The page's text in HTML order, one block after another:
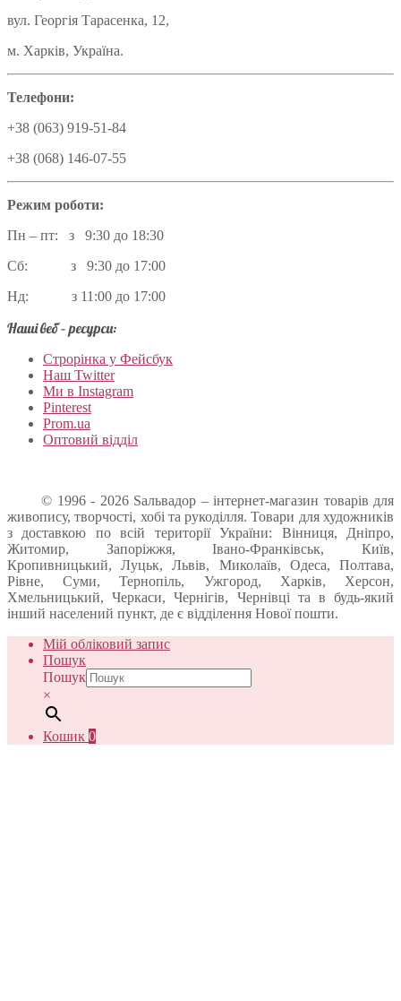
вул. Георгія Тарасенка, 12,
м. Харків, Україна.
Телефони:
+38 (063) 919-51-84
+38 (068) 146-07-55
Режим роботи:
Пн – пт: з 9:30 до 18:30
Сб: з 9:30 до 17:00
Нд: з 11:00 до 17:00
Наші веб – ресурси:
Строрінка у Фейсбук
Наш Twitter
Ми в Instagram
Pinterest
Prom.ua
Оптовий відділ
© 1996 - 2026 Sальвадор – інтернет-магазин товарів для
живопису, творчості, хобі та рукоділля. Товари для художників
з доставкою по всій території України: Вінниця, Дніпро,
Житомир, Запоріжжя, Івано-Франківськ, Київ,
Кропивницький, Луцьк, Львів, Миколаїв, Одеса, Полтава,
Рівне, Суми, Тернопіль, Ужгород, Харків, Херсон,
Хмельницький, Черкаси, Чернігів, Чернівці та в будь-який
інший населений пункт, де є відділення Нової пошти.
Мій обліковий запис
Пошук
Пошук
×
Кошик 0